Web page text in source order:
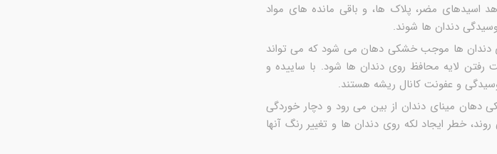
مضر، پلاک ها، و باقی مانده های مواد
دندان ها شوند.
دندان ها موجب خشکی دهان می شود که می تواند
رفتن لایه محافظ روی دندان ها شود. با ساییده و
و عفونت کانال ریشه هستند.
دهان مینای دندان از بین می رود و دچار خوردگی
خطر ایجاد لکه روی دندان ها و تغییر رنگ آنها